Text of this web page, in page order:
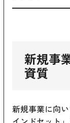
新規事
資質
新規事業に向